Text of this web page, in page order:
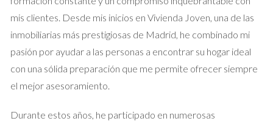
Escrituras
Las escrituras son el documento legal que acredita la
propiedad del inmueble. Al vender una propiedad, es
necesario presentar las escrituras originales y asegurarse de
que estén actualizadas. Si has realizado modificaciones en la
mis clientes. Desde mis inicios en Vivienda Joven, una de las
inmobiliarias más prestigiosas de Madrid, he combinado mi
pasión por ayudar a las personas a encontrar su hogar ideal
con una sólida preparación que me permite ofrecer siempre
el mejor asesoramiento.
Durante estos años, he participado en numerosas